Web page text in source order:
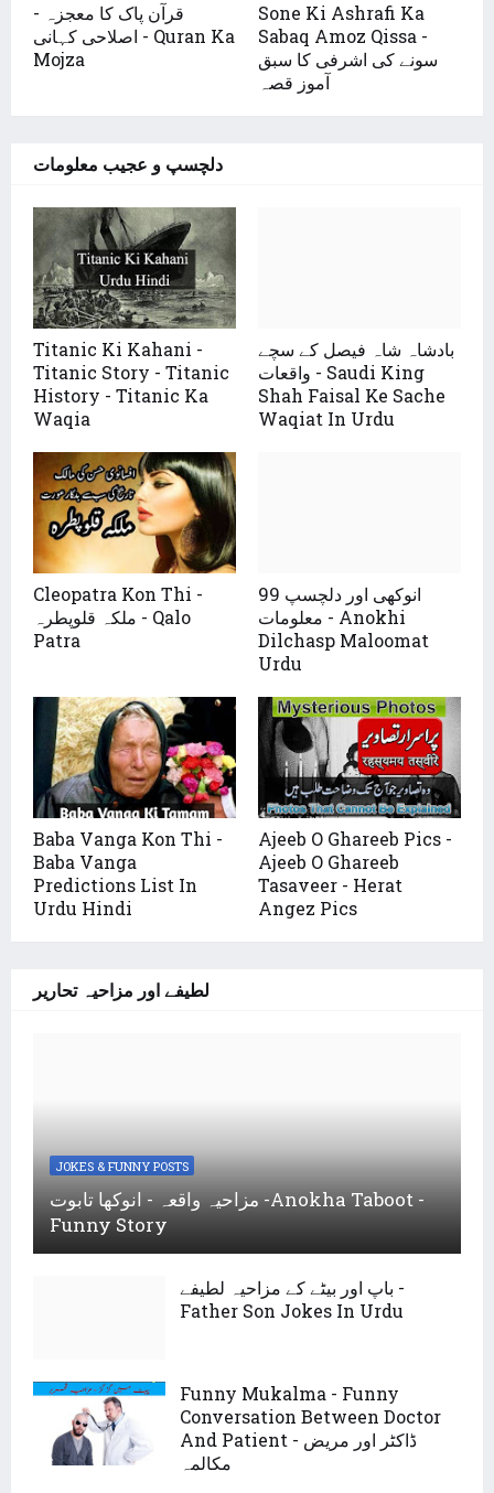
قرآن پاک کا معجزہ -
اصلاحی کہانی - Quran Ka
Mojza
Sone Ki Ashrafi Ka
Sabaq Amoz Qissa -
سونے کی اشرفی کا سبق
آموز قصہ
دلچسپ و عجیب معلومات
Titanic Ki Kahani -
Titanic Story - Titanic
History - Titanic Ka
Waqia
بادشاہ شاہ فیصل کے سچے
واقعات - Saudi King
Shah Faisal Ke Sache
Waqiat In Urdu
Cleopatra Kon Thi -
ملکہ قلوپطرہ - Qalo
Patra
99 انوکھی اور دلچسپ
معلومات - Anokhi
Dilchasp Maloomat
Urdu
Baba Vanga Kon Thi -
Baba Vanga
Predictions List In
Urdu Hindi
Ajeeb O Ghareeb Pics -
Ajeeb O Ghareeb
Tasaveer - Herat
Angez Pics
لطیفے اور مزاحیہ تحاریر
JOKES & FUNNY POSTS
مزاحیہ واقعہ - انوکھا تابوت -Anokha Taboot -
Funny Story
باپ اور بیٹے کے مزاحیہ لطیفے -
Father Son Jokes In Urdu
Funny Mukalma - Funny
Conversation Between Doctor
And Patient - ڈاکٹر اور مریض
مکالمہ